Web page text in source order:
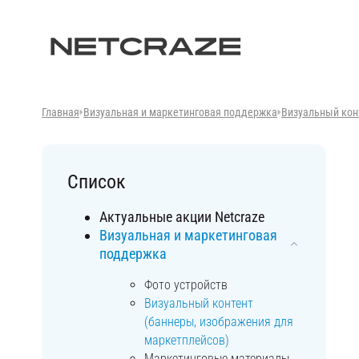
Главная Визуальная и маркетинговая поддержка Визуальный
Список
Актуальные акции Netcraze
Визуальная и маркетинговая
поддержка
Фото устройств
Визуальный контент
(баннеры, изображения для
маркетплейсов)